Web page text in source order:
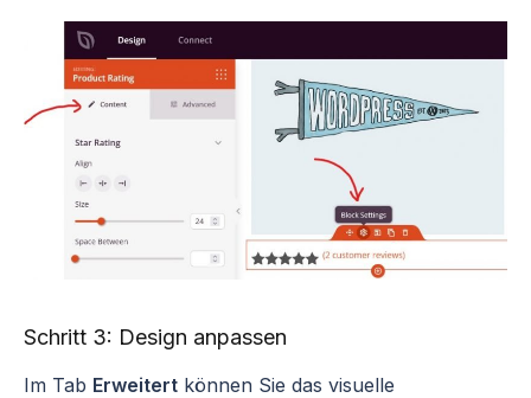
Schritt 3: Design anpassen
Im Tab Erweitert können Sie das visuelle